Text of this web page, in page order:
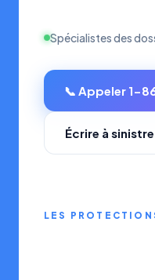
Spécialistes des
📞 Appeler 1-
Écrire à
LES